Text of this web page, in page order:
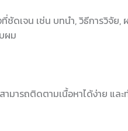
ชัดเจน เช่น บทนำ, วิธีการวิจัย
ผม
ามารถติดตามเนื้อหาได้ง่าย แ